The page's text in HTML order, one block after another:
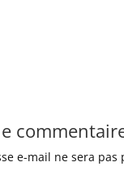
e-mail ne sera pas